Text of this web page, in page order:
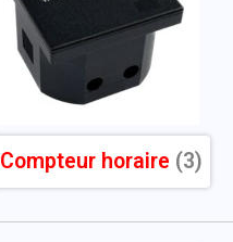
Compteur horaire (3)